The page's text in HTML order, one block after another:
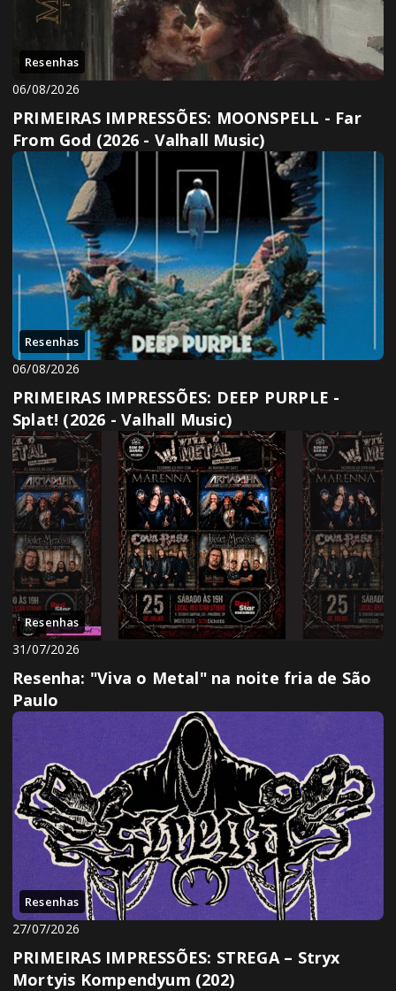
Resenhas
06/08/2026
PRIMEIRAS IMPRESSÕES: MOONSPELL - Far
From God (2026 - Valhall Music)
Resenhas
06/08/2026
PRIMEIRAS IMPRESSÕES: DEEP PURPLE -
Splat! (2026 - Valhall Music)
Resenhas
31/07/2026
Resenha: "Viva o Metal" na noite fria de São
Paulo
Resenhas
27/07/2026
PRIMEIRAS IMPRESSÕES: STREGA – Stryx
Mortyis Kompendyum (202)